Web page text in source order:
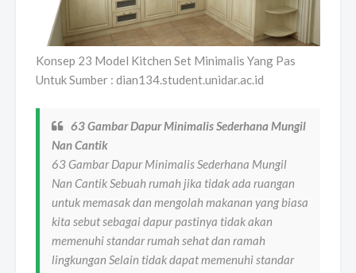
Konsep 23 Model Kitchen Set Minimalis Yang Pas
Untuk Sumber : dian134.student.unidar.ac.id
63 Gambar Dapur Minimalis Sederhana Mungil
Nan Cantik
63 Gambar Dapur Minimalis Sederhana Mungil
Nan Cantik Sebuah rumah jika tidak ada ruangan
untuk memasak dan mengolah makanan yang biasa
kita sebut sebagai dapur pastinya tidak akan
memenuhi standar rumah sehat dan ramah
lingkungan Selain tidak dapat memenuhi standar